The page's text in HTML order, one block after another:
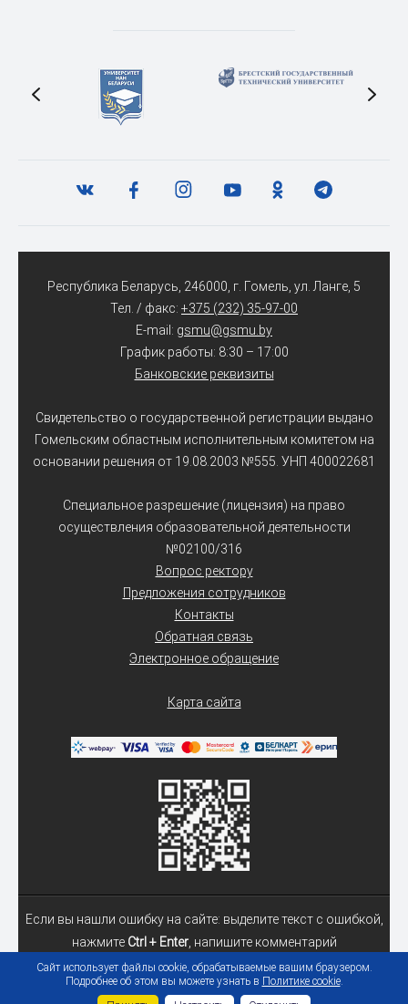
Республика Беларусь, 246000, г. Гомель, ул. Ланге, 5
Тел. / факс: +375 (232) 35-97-00
E-mail: gsmu@gsmu.by
График работы: 8:30 – 17:00
Банковские реквизиты
Свидетельство о государственной регистрации выдано
Гомельским областным исполнительным комитетом на
основании решения от 19.08.2003 №555. УНП 400022681
Специальное разрешение (лицензия) на право
осуществления образовательной деятельности
№02100/316
Вопрос ректору
Предложения сотрудников
Контакты
Обратная связь
Электронное обращение
Карта сайта
Если вы нашли ошибку на сайте: выделите текст с ошибкой,
нажмите Ctrl + Enter, напишите комментарий
© 2026 Учреждение образования «Гомельский государственный
Сайт использует файлы cookie, обрабатываемые вашим браузером.
Подробнее об этом вы можете узнать в Политике cookie.